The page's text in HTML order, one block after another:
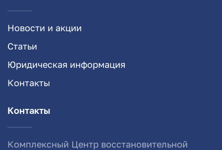
Новости и акции
Статьи
Юридическая информация
Контакты
Контакты
Комплексный Центр восстановительной